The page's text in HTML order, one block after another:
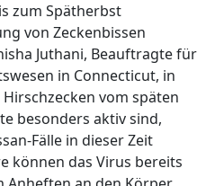
zum Spätherbst
von Zeckenbissen
Juthani, Beauftragte für
in Connecticut, in
vom späten
besonders aktiv sind,
Fälle in dieser Zeit
können das Virus bereits